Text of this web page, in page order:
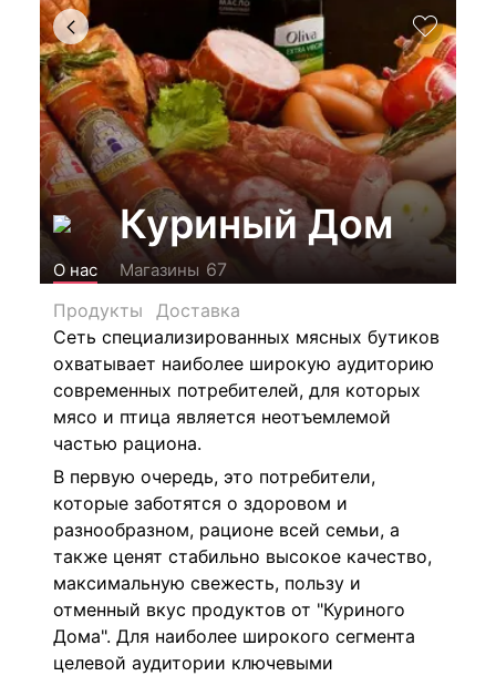
Куриный Дом
О нас Магазины 67
Продукты
Доставка
Сеть специализированных мясных бутиков
охватывает наиболее широкую аудиторию
современных потребителей, для которых
мясо и птица является неотъемлемой
частью рациона.
В первую очередь, это потребители,
которые заботятся о здоровом и
разнообразном, рационе всей семьи, а
также ценят стабильно высокое качество,
максимальную свежесть, пользу и
отменный вкус продуктов от "Куриного
Дома". Для наиболее широкого сегмента
целевой аудитории ключевыми